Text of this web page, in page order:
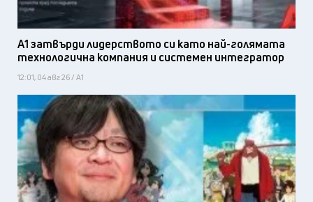
А1 затвърди лидерството си като най-голямата
технологична компания и системен интегратор
12:01, 04 авг 26 / А1